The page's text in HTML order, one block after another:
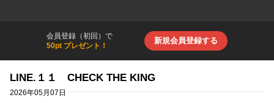
会員登録（初回）で
50pt プレゼント！
新規会員登録する
LINE.１１ CHECK THE KING
2026年05月07日